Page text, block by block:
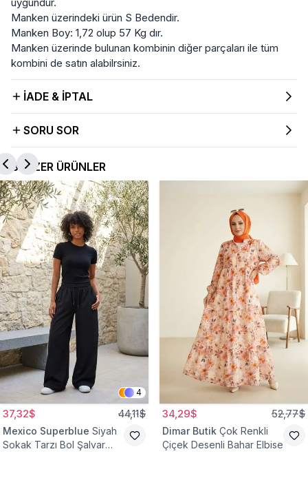
Manken üzerindeki ürün S Bedendir.
Manken Boy: 1,72 olup 57 Kg dır.
Manken üzerinde bulunan kombinin diğer parçaları ile tüm
kombini de satın alabilrsiniz.
İADE & İPTAL
SORU SOR
BENZER ÜRÜNLER
4
37,32$ 44,11$
Mexico Superblue Siyah
Sokak Tarzı Bol Şalvar
34,29$ 52,77$
Dimar Butik Çok Renkli
Çiçek Desenli Bahar Elbise